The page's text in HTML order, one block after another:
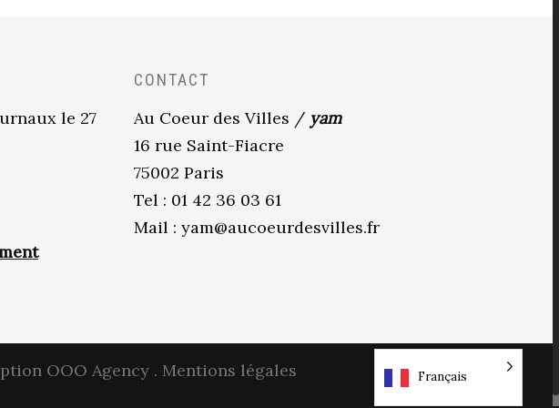
le 27
CONTACT
Au Coeur des Villes / yam
16 rue Saint-Fiacre
75002 Paris
Tel : 01 42 36 03 61
Mail : yam@aucoeurdesvilles.fr
OOO Agency . Mentions légales Français